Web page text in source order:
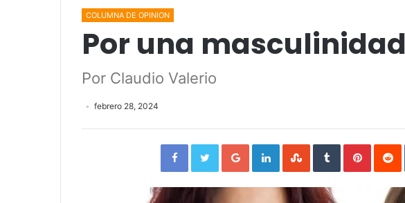
COLUMNA DE OPINION
Por una
Por Claudio Valerio
febrero 28, 2024
FacebookTwitterGoogle+LinkedInStumbleUpon
Tumblr